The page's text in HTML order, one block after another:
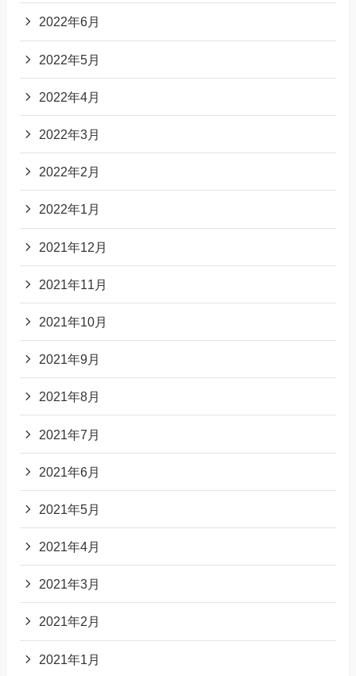
2022年6月
2022年5月
2022年4月
2022年3月
2022年2月
2022年1月
2021年12月
2021年11月
2021年10月
2021年9月
2021年8月
2021年7月
2021年6月
2021年5月
2021年4月
2021年3月
2021年2月
2021年1月